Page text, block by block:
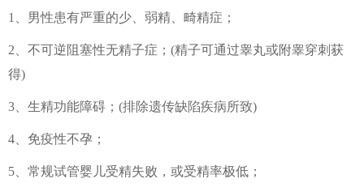
1、男性患有严重的少、弱精、畸精症；
2、不可逆阻塞性无精子症；(精子可通过睾丸或附睾穿刺获
得)
3、生精功能障碍；(排除遗传缺陷疾病所致)
4、免疫性不孕；
5、常规试管婴儿受精失败，或受精率极低；